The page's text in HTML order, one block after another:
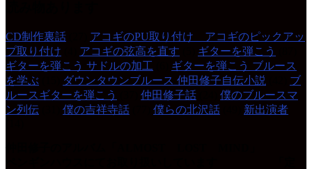
CD制作裏話
アコギのPU取り付け アコギのピックアッ
プ取り付け
アコギの弦高を直す ギターを弾こう
ギターを弾こう サドルの加工
ギターを弾こう ブルース
を学ぶ
ダウンタウンブルース 仲田修子自伝小説
ブ
ルースギターを弾こう
仲田修子話
僕のブルースマ
ン列伝
僕の吉祥寺話 僕らの北沢話
新出演者